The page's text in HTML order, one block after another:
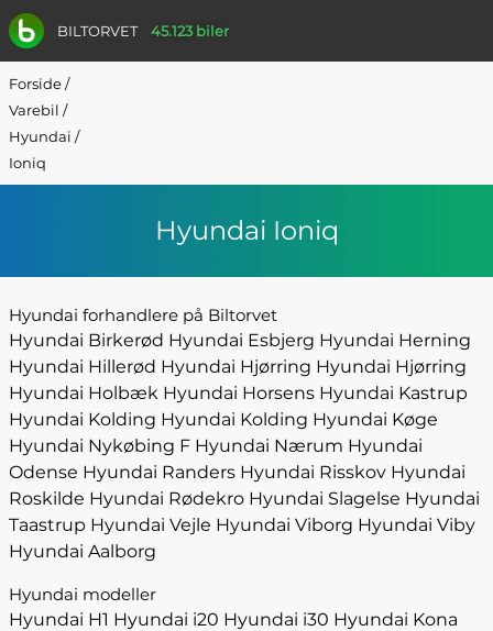
BILTORVET 45.123 biler
Forside/
Varebil /
Hyundai /
Ioniq
Hyundai Ioniq
Hyundai forhandlere på Biltorvet
Hyundai Birkerød Hyundai Esbjerg Hyundai Herning
Hyundai Hillerød Hyundai Hjørring Hyundai Hjørring
Hyundai Holbæk Hyundai Horsens Hyundai Kastrup
Hyundai Kolding Hyundai Kolding Hyundai Køge
Hyundai Nykøbing F Hyundai Nærum Hyundai
Odense Hyundai Randers Hyundai Risskov Hyundai
Roskilde Hyundai Rødekro Hyundai Slagelse Hyundai
Taastrup Hyundai Vejle Hyundai Viborg Hyundai Viby
Hyundai Aalborg
Hyundai modeller
Hyundai H1 Hyundai i20 Hyundai i30 Hyundai Kona